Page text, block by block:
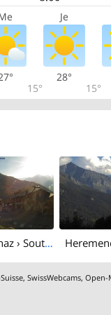
Je
15°
28°
15°
Veysonnaz › South-west: Restaurant Le Greppon Blanc - Route de Pra
,SwissWebcams,Open-